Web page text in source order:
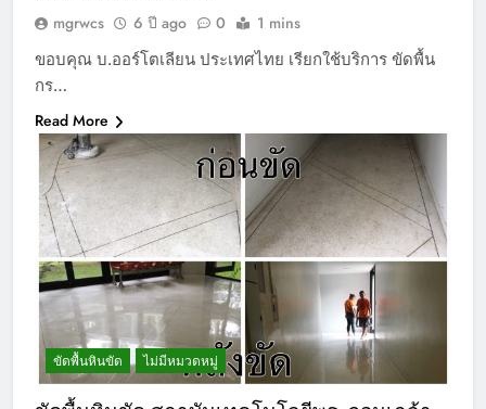
mgrwcs 6 ปี ago 0 1 mins
ขอบคุณ บ.ออร์โตเลียน ประเทศไทย เรียกใช้บริการ ขัดพื้น
กร…
Read More
ขัดพื้นหินขัด ไม่มีหมวดหมู่